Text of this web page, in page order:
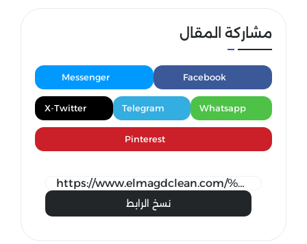
مشاركة المقال
Facebook
Messenger
Whatsapp
Telegram
X-Twitter
Pinterest
نسخ الرابط